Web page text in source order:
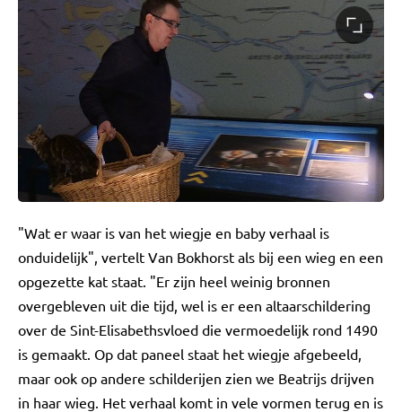
"Wat er waar is van het wiegje en baby verhaal is
onduidelijk", vertelt Van Bokhorst als bij een wieg en een
opgezette kat staat. "Er zijn heel weinig bronnen
overgebleven uit die tijd, wel is er een altaarschildering
over de Sint-Elisabethsvloed die vermoedelijk rond 1490
is gemaakt. Op dat paneel staat het wiegje afgebeeld,
maar ook op andere schilderijen zien we Beatrijs drijven
in haar wieg. Het verhaal komt in vele vormen terug en is